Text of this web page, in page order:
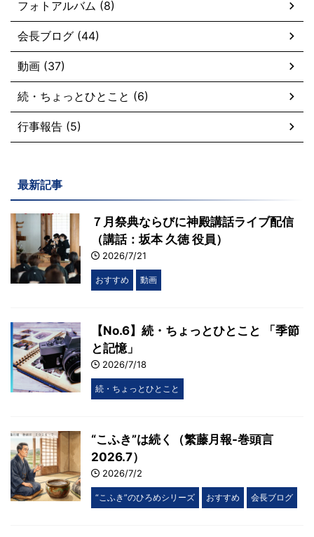
フォトアルバム (8)
会長ブログ (44)
動画 (37)
続・ちょっとひとこと (6)
行事報告 (5)
最新記事
７月祭典ならびに神殿講話ライブ配信
（講話：坂本 久徳 役員）
2026/7/21
おすすめ 動画
【No.6】続・ちょっとひとこと 「季節
と記憶」
2026/7/18
続・ちょっとひとこと
“こふき”は続く（繁藤月報-巻頭言
2026.7）
2026/7/2
“こふき”のひろめシリーズ おすすめ 会長ブログ